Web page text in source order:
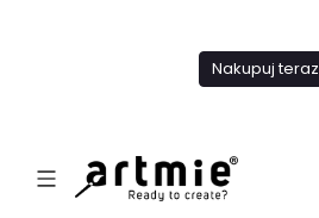
Nakupuj teraz